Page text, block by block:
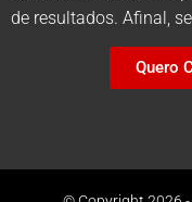
de resultados. Afinal,
Quero